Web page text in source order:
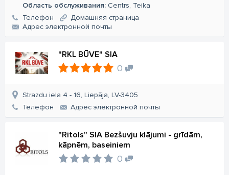
Область обслуживания: Centrs, Teika
Телефон
Домашняя страница
Aдрес электронной почты
"RKL BŪVE" SIA
0
Strazdu iela 4 - 16, Liepāja, LV-3405
Телефон
Aдрес электронной почты
"Ritols" SIA Bezšuvju klājumi - grīdām,
kāpnēm, baseiniem
0